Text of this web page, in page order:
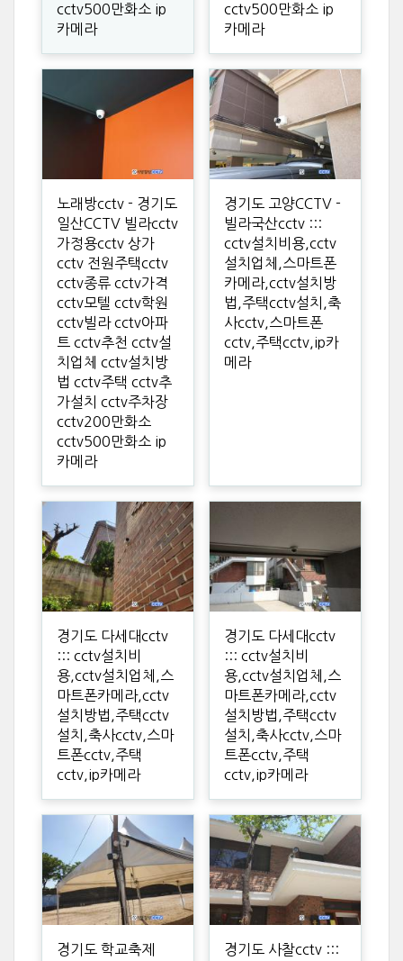
cctv500만화소 ip
카메라
cctv500만화소 ip
카메라
노래방cctv - 경기도
일산CCTV 빌라cctv
가정용cctv 상가
cctv 전원주택cctv
cctv종류 cctv가격
cctv모텔 cctv학원
cctv빌라 cctv아파
트 cctv추천 cctv설
치업체 cctv설치방
법 cctv주택 cctv추
가설치 cctv주차장
cctv200만화소
cctv500만화소 ip
카메라
경기도 고양CCTV -
빌라국산cctv :::
cctv설치비용,cctv
설치업체,스마트폰
카메라,cctv설치방
법,주택cctv설치,축
사cctv,스마트폰
cctv,주택cctv,ip카
메라
경기도 다세대cctv
::: cctv설치비
용,cctv설치업체,스
마트폰카메라,cctv
설치방법,주택cctv
설치,축사cctv,스마
트폰cctv,주택
cctv,ip카메라
경기도 다세대cctv
::: cctv설치비
용,cctv설치업체,스
마트폰카메라,cctv
설치방법,주택cctv
설치,축사cctv,스마
트폰cctv,주택
cctv,ip카메라
경기도 학교축제
경기도 사찰cctv :::